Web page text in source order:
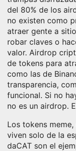
del 80% de los
no existen como
atraer gente a
robar claves o
valor. Airdrop
de tokens para
como las de
transparencia,
funcional. Si no
no es un airdrop.
Los tokens meme,
viven solo de la
daCAT son el